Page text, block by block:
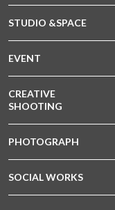
STUDIO &SPACE
EVENT
CREATIVE
SHOOTING
PHOTOGRAPH
SOCIAL WORKS